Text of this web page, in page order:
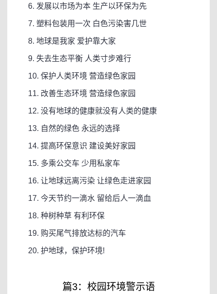
6. 发展以市场为本 生产以环保为先
7. 塑料包装用一次 白色污染害几世
8. 地球是我家 爱护靠大家
9. 失去生态平衡 人类寸步难行
10. 保护人类环境 营造绿色家园
11. 改善生态环境 营造绿色家园
12. 没有地球的健康就没有人类的健康
13. 自然的绿色 永远的选择
14. 提高环保意识 建设美好家园
15. 多乘公交车 少用私家车
16. 让地球远离污染 让绿色走进家园
17. 今天节约一滴水 留给后人一滴血
18. 种树种草 有利环保
19. 购买尾气排放达标的汽车
20. 护地球，保护环境!
篇3：校园环境警示语